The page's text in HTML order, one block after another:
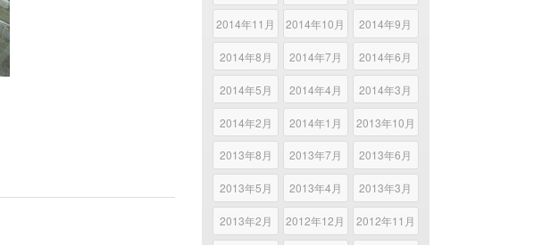
2014年11月 2014年10月 2014年9月
2014年8月 2014年7月 2014年6月
2014年5月 2014年4月 2014年3月
2014年2月 2014年1月 2013年10月
2013年8月 2013年7月 2013年6月
2013年5月 2013年4月 2013年3月
2013年2月 2012年12月 2012年11月